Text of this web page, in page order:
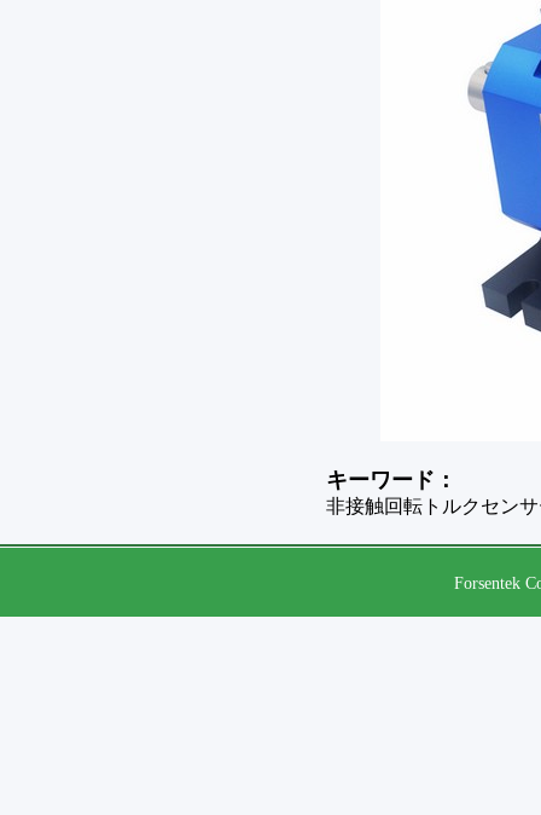
キーワード：
非接触回転トルクセン
Forsentek